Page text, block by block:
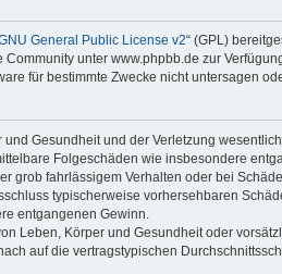
General Public License v2“ (GPL)
unter www.phpbb.de zur
für bestimmte Zwecke nicht untersagen
Gesundheit und der Verletzung
Folgeschäden wie insbesondere
grob fahrlässigem Verhalten oder bei
typischerweise vorhersehbaren
entgangenen Gewinn.
Leben, Körper und Gesundheit oder
auf die vertragstypischen